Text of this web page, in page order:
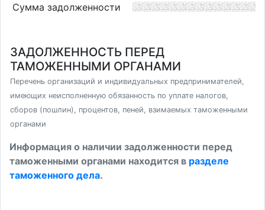
Сумма задолженности
ЗАДОЛЖЕННОСТЬ ПЕРЕД
ТАМОЖЕННЫМИ ОРГАНАМИ
Перечень организаций и индивидуальных предпринимателей,
имеющих неисполненную обязанность по уплате налогов,
сборов (пошлин), процентов, пеней, взимаемых таможенными
органами
Информация о наличии задолженности перед
таможенными органами находится в разделе
таможенного дела.